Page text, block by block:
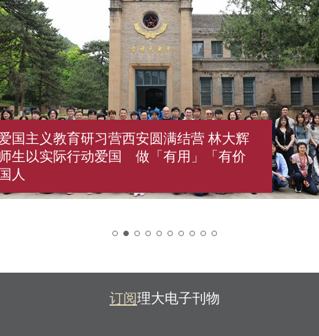
国主义教育研习营西安圆满结营 林大辉
生以实际行动爱国 做「有用」「有价
人
订阅理大电子刊物